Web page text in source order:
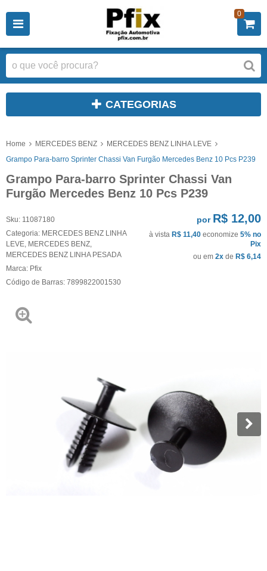
0
CATEGORIAS
Home MERCEDES BENZ
MERCEDES BENZ LINHA LEVE
Grampo Para-barro Sprinter Chassi Van Furgão Mercedes Benz 10 Pcs P239
Grampo Para-barro Sprinter Chassi Van
Furgão Mercedes Benz 10 Pcs P239
Sku: 11087180
Categoria: MERCEDES BENZ LINHA
LEVE MERCEDES BENZ
MERCEDES BENZ LINHA PESADA
Marca: Pfix
Código de Barras: 7899822001530
por R$ 12,00
à vista R$ 11,40 economize 5% no
Pix
ou em 2x de R$ 6,14